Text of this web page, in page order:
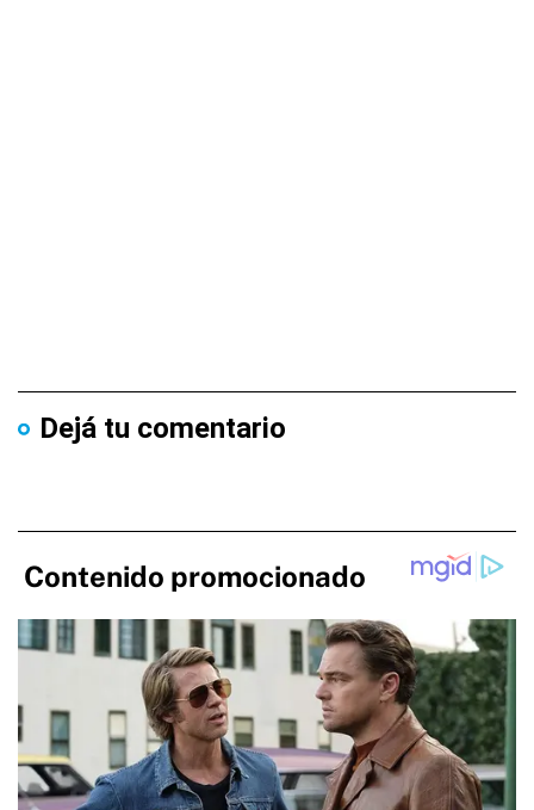
Dejá tu comentario